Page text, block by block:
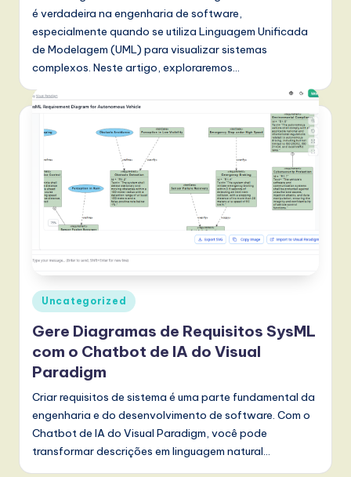
é verdadeira na engenharia de software,
especialmente quando se utiliza Linguagem Unificada
de Modelagem (UML) para visualizar sistemas
complexos. Neste artigo, exploraremos…
Posted
in
Uncategorized
Gere Diagramas de Requisitos SysML
com o Chatbot de IA do Visual
Paradigm
Criar requisitos de sistema é uma parte fundamental da
engenharia e do desenvolvimento de software. Com o
Chatbot de IA do Visual Paradigm, você pode
transformar descrições em linguagem natural…